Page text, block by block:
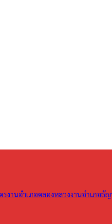
รงานอำเภอคลองหลวงงานอำเภอธั